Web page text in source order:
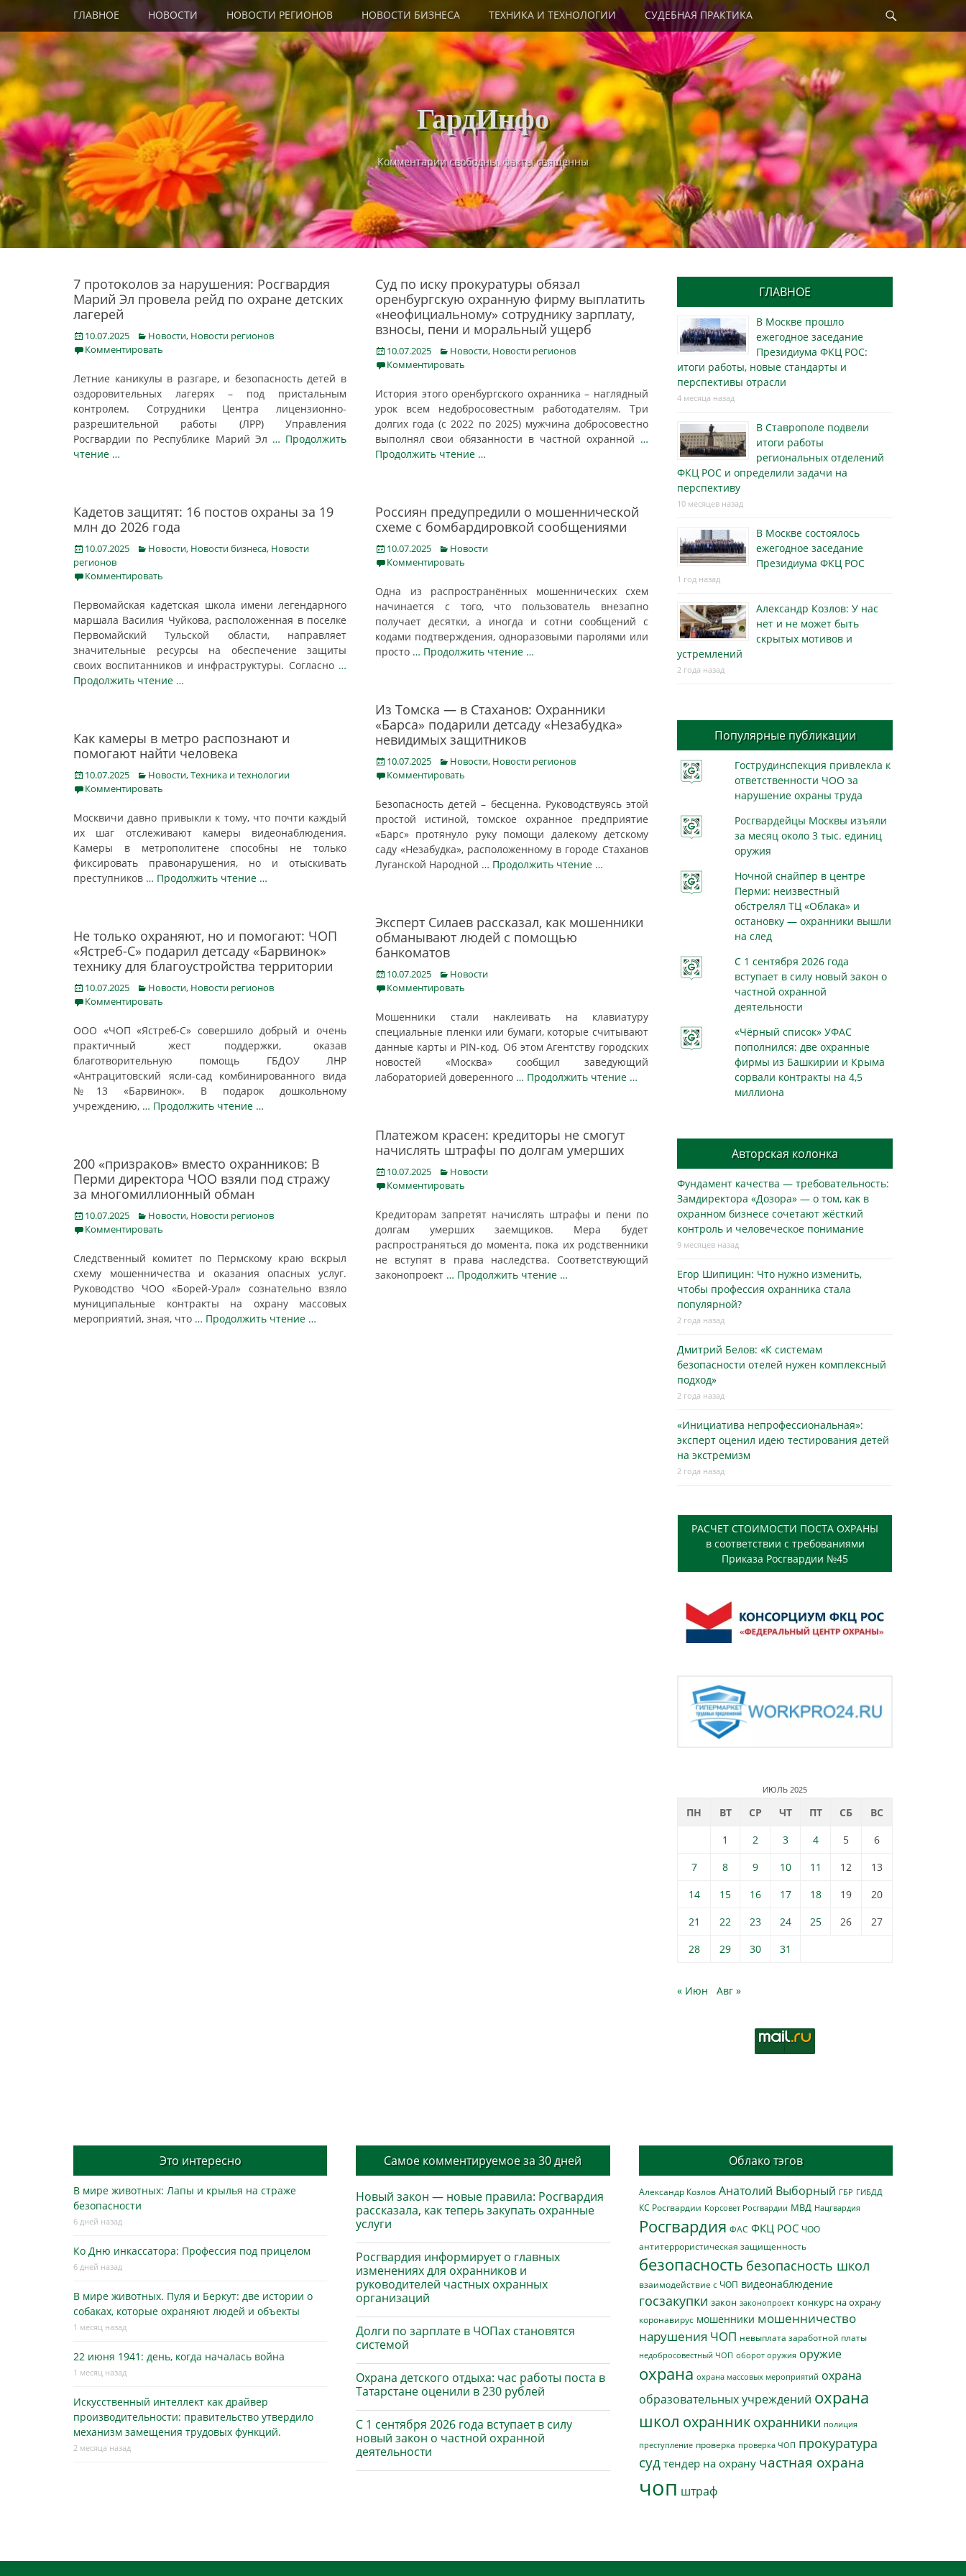
content
Primary Menu
ГЛАВНОЕ НОВОСТИ НОВОСТИ РЕГИОНОВ НОВОСТИ БИЗНЕСА ТЕХНИКА И ТЕХНОЛОГИИ СУДЕБНАЯ ПРАКТИКА
ГардИнфо
Комментарии свободны, факты священны
7 протоколов за нарушения: Росгвардия
Марий Эл провела рейд по охране детских
лагерей
Posted
on
10.07.2025 Categories
Новости, Новости регионов
Комментировать
Летние каникулы в разгаре, и безопасность детей в
оздоровительных лагерях – под пристальным
контролем. Сотрудники Центра лицензионно-
разрешительной работы (ЛРР) Управления
Росгвардии по Республике Марий Эл … Продолжить
чтение …
Суд по иску прокуратуры обязал
оренбургскую охранную фирму выплатить
«неофициальному» сотруднику зарплату,
взносы, пени и моральный ущерб
Posted
on
10.07.2025 Categories
Новости, Новости регионов
Комментировать
История этого оренбургского охранника – наглядный
урок всем недобросовестным работодателям. Три
долгих года (с 2022 по 2025) мужчина добросовестно
выполнял свои обязанности в частной охранной …
Продолжить чтение …
Кадетов защитят: 16 постов охраны за 19
млн до 2026 года
Posted
on
10.07.2025 Categories
Новости, Новости бизнеса, Новости
регионов
Комментировать
Первомайская кадетская школа имени легендарного
маршала Василия Чуйкова, расположенная в поселке
Первомайский Тульской области, направляет
значительные ресурсы на обеспечение защиты
своих воспитанников и инфраструктуры. Согласно …
Продолжить чтение …
Россиян предупредили о мошеннической
схеме с бомбардировкой сообщениями
Posted
on
10.07.2025 Categories
Новости
Комментировать
Одна из распространённых мошеннических схем
начинается с того, что пользователь внезапно
получает десятки, а иногда и сотни сообщений с
кодами подтверждения, одноразовыми паролями или
просто … Продолжить чтение …
Из Томска — в Стаханов: Охранники
«Барса» подарили детсаду «Незабудка»
невидимых защитников
Posted
on
10.07.2025 Categories
Новости, Новости регионов
Комментировать
Безопасность детей – бесценна. Руководствуясь этой
простой истиной, томское охранное предприятие
«Барс» протянуло руку помощи далекому детскому
саду «Незабудка», расположенному в городе Стаханов
Луганской Народной … Продолжить чтение …
Как камеры в метро распознают и
помогают найти человека
Posted
on
10.07.2025 Categories
Новости,Техника и технологии
Комментировать
Москвичи давно привыкли к тому, что почти каждый
их шаг отслеживают камеры видеонаблюдения.
Камеры в метрополитене способны не только
фиксировать правонарушения, но и отыскивать
преступников … Продолжить чтение …
Эксперт Силаев рассказал, как мошенники
обманывают людей с помощью
банкоматов
Posted
on
10.07.2025 Categories
Новости
Комментировать
Мошенники стали наклеивать на клавиатуру
специальные пленки или бумаги, которые считывают
данные карты и PIN-код. Об этом Агентству городских
новостей «Москва» сообщил заведующий
лабораторией доверенного … Продолжить чтение …
Не только охраняют, но и помогают: ЧОП
«Ястреб-С» подарил детсаду «Барвинок»
технику для благоустройства территории
Posted
on
10.07.2025 Categories
Новости, Новости регионов
Комментировать
ООО «ЧОП «Ястреб-С» совершило добрый и очень
практичный жест поддержки, оказав
благотворительную помощь ГБДОУ ЛНР
«Антрацитовский ясли-сад комбинированного вида
№13 «Барвинок». В подарок дошкольному
учреждению, … Продолжить чтение …
Платежом красен: кредиторы не смогут
начислять штрафы по долгам умерших
Posted
on
10.07.2025 Categories
Новости
Комментировать
Кредиторам запретят начислять штрафы и пени по
долгам умерших заемщиков. Мера будет
распространяться до момента, пока их родственники
не вступят в права наследства. Соответствующий
законопроект … Продолжить чтение …
200 «призраков» вместо охранников: В
Перми директора ЧОО взяли под стражу
за многомиллионный обман
Posted
on
10.07.2025 Categories
Новости, Новости регионов
Комментировать
Следственный комитет по Пермскому краю вскрыл
схему мошенничества и оказания опасных услуг.
Руководство ЧОО «Борей-Урал» сознательно взяло
муниципальные контракты на охрану массовых
мероприятий, зная, что … Продолжить чтение …
ГЛАВНОЕ
В Москве прошло
ежегодное заседание
Президиума ФКЦ РОС:
итоги работы, новые стандарты и
перспективы отрасли
4 месяца назад
В Ставрополе подвели
итоги работы
региональных отделений
ФКЦ РОС и определили задачи на
перспективу
10 месяцев назад
В Москве состоялось
ежегодное заседание
Президиума ФКЦ РОС
1 год назад
Александр Козлов: У нас
нет и не может быть
скрытых мотивов и
устремлений
2 года назад
Популярные публикации
Гострудинспекция привлекла к
ответственности ЧОО за
нарушение охраны труда
Росгвардейцы Москвы изъяли
за месяц около 3 тыс. единиц
оружия
Ночной снайпер в центре
Перми: неизвестный
обстрелял ТЦ «Облака» и
остановку — охранники вышли
на след
С 1 сентября 2026 года
вступает в силу новый закон о
частной охранной
деятельности
«Чёрный список» УФАС
пополнился: две охранные
фирмы из Башкирии и Крыма
сорвали контракты на 4,5
миллиона
Авторская колонка
Фундамент качества — требовательность:
Замдиректора «Дозора» — о том, как в
охранном бизнесe сочетают жёсткий
контроль и человеческое понимание
9 месяцев назад
Егор Шипицин: Что нужно изменить,
чтобы профессия охранника стала
популярной?
2 года назад
Дмитрий Белов: «К системам
безопасности отелей нужен комплексный
подход»
2 года назад
«Инициатива непрофессиональная»:
эксперт оценил идею тестирования детей
на экстремизм
2 года назад
РАСЧЕТ СТОИМОСТИ ПОСТА ОХРАНЫ
в соответствии с требованиями
Приказа Росгвардии №45
ИЮЛЬ 2025
ПН ВТ СР ЧТ ПТ СБ
ВС
1
2 3 4 5
6
7
8 9 10 11 12
13
14
15 16 17 18 19
20
21
22 23 24 25 26
27
28
29 30 31
« Июн Авг »
Это интересно
В мире животных: Лапы и крылья на страже
безопасности
6 дней назад
Ко Дню инкассатора: Профессия под прицелом
6 дней назад
В мире животных. Пуля и Беркут: две истории о
собаках, которые охраняют людей и объекты
1 месяц назад
22 июня 1941: день, когда началась война
1 месяц назад
Искусственный интеллект как драйвер
производительности: правительство утвердило
механизм замещения трудовых функций.
2 месяца назад
Самое комментируемое за 30 дней
Новый закон — новые правила: Росгвардия
рассказала, как теперь закупать охранные
услуги
Росгвардия информирует о главных
изменениях для охранников и
руководителей частных охранных
организаций
Долги по зарплате в ЧОПах становятся
системой
Охрана детского отдыха: час работы поста в
Татарстане оценили в 230 рублей
С 1 сентября 2026 года вступает в силу
новый закон о частной охранной
деятельности
Облако тэгов
Александр Козлов Анатолий Выборный ГБР ГИБДД
КС Росгвардии Корсовет Росгвардии МВД Нацгвардия
Росгвардия ФАС ФКЦ РОС ЧОО
антитеррористическая защищенность
безопасность безопасность школ
взаимодействие с ЧОП видеонаблюдение
госзакупки закон законопроект конкурс на охрану
коронавирус мошенники мошенничество
нарушения ЧОП невыплата заработной платы
недобросовестный ЧОП оборот оружия оружие
охрана охрана массовых мероприятий охрана
образовательных учреждений охрана
школ охранник охранники полиция
преступление проверка проверка ЧОП прокуратура
суд тендер на охрану частная охрана
чоп штраф